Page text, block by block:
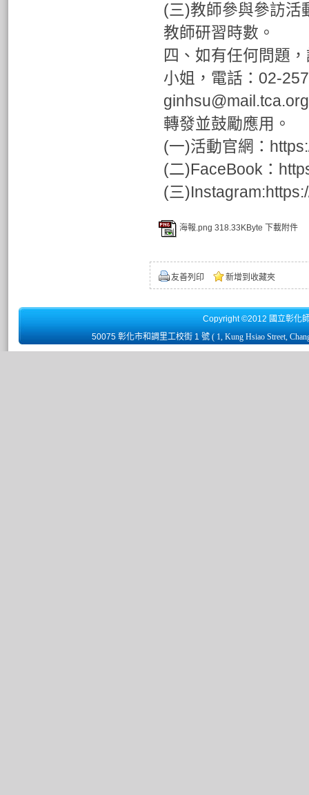
(三)教師參與參訪活
教師研習時數。
四、如有任何問題
小姐，電話：02-
轉發並鼓勵應用。
(一)活動官網：
(二)FaceBook：
(三
海報.png 318.33KByte 下載附件
友善列印 新增到收藏夾
Copyright ©2012 國立彰化
50075 彰化市和調里工校街 1 號 ( 1, Kung Hsiao Street,